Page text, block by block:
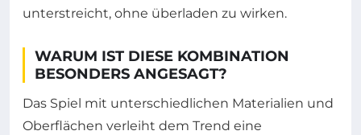
unterstreicht, ohne überladen zu wirken.
WARUM IST DIESE KOMBINATION
BESONDERS ANGESAGT?
Das Spiel mit unterschiedlichen Materialien und
Oberflächen verleiht dem Trend eine